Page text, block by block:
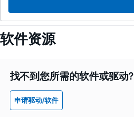
软件资源
找不到您所需的软件或驱动?
申请驱动/软件